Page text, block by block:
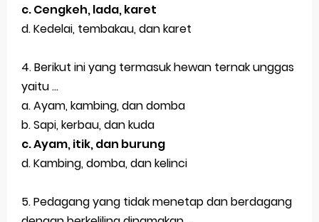
Jawaban BUPENA 4D Kelas 4 Halaman 140
Jawaban ESPS (Matematika) Kelas 4 Halaman 171
Jawaban ESPS (Matematika) Kelas 4 Halaman 169
Belajar Dari Rumah Kelas 4 (Selasa, 25 Mei 2021)
Ulangan Harian PKn Kelas 7 Semester 2
Kunci Jawaban IPS Halaman 4 Kelas 8 Semester 1
c. Cengkeh, lada, karet
d. Kedelai, tembakau, dan karet
4. Berikut ini yang termasuk hewan ternak unggas
yaitu ...
a. Ayam, kambing, dan domba
b. Sapi, kerbau, dan kuda
c. Ayam, itik, dan burung
d. Kambing, domba, dan kelinci
5. Pedagang yang tidak menetap dan berdagang